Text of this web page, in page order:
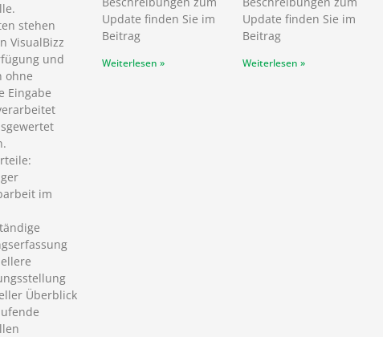
stehen
VisualBizz
und
ohne
Eingabe
im
Überblick
Update finden Sie im
Beitrag
Weiterlesen »
Update finden Sie im
Beitrag
Weiterlesen »